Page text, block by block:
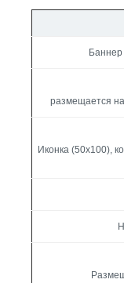
Баннер
размещается
Иконка (50х100),